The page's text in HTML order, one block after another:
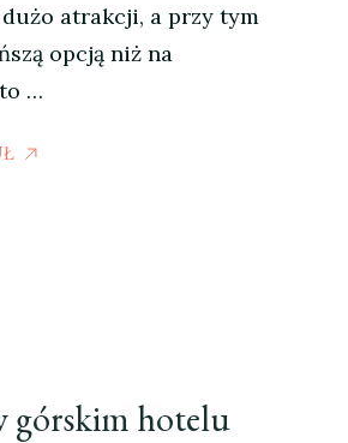
atrakcji, a przy tym
opcją niż na
…
górskim hotelu